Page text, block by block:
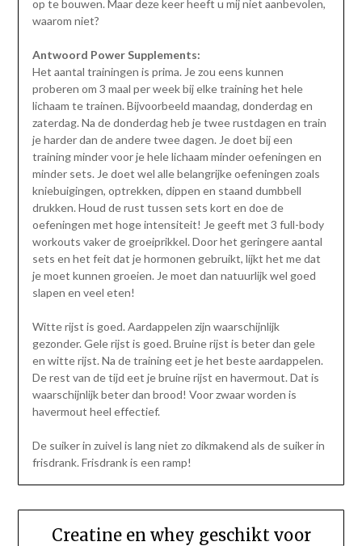
op te bouwen. Maar deze keer heeft u mij niet aanbevolen,
waarom niet?
Antwoord Power Supplements:
Het aantal trainingen is prima. Je zou eens kunnen
proberen om 3 maal per week bij elke training het hele
lichaam te trainen. Bijvoorbeeld maandag, donderdag en
zaterdag. Na de donderdag heb je twee rustdagen en train
je harder dan de andere twee dagen. Je doet bij een
training minder voor je hele lichaam minder oefeningen en
minder sets. Je doet wel alle belangrijke oefeningen zoals
kniebuigingen, optrekken, dippen en staand dumbbell
drukken. Houd de rust tussen sets kort en doe de
oefeningen met hoge intensiteit! Je geeft met 3 full-body
workouts vaker de groeiprikkel. Door het geringere aantal
sets en het feit dat je hormonen gebruikt, lijkt het me dat
je moet kunnen groeien. Je moet dan natuurlijk wel goed
slapen en veel eten!
Witte rijst is goed. Aardappelen zijn waarschijnlijk
gezonder. Gele rijst is goed. Bruine rijst is beter dan gele
en witte rijst. Na de training eet je het beste aardappelen.
De rest van de tijd eet je bruine rijst en havermout. Dat is
waarschijnlijk beter dan brood! Voor zwaar worden is
havermout heel effectief.
De suiker in zuivel is lang niet zo dikmakend als de suiker in
frisdrank. Frisdrank is een ramp!
Creatine en whey geschikt voor